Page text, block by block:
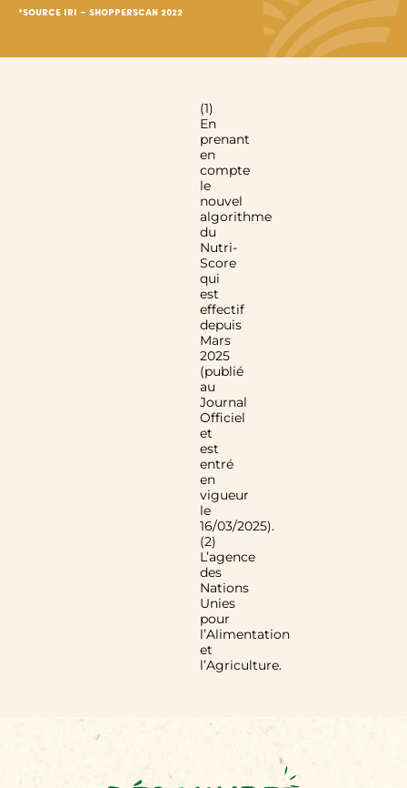
*Source Iri – Shopperscan 2022
(1)
En
prenant
en
compte
le
nouvel
algorithme
du
Nutri-
Score
qui
est
effectif
depuis
Mars
2025
(publié
au
Journal
Officiel
et
est
entré
en
vigueur
le
16/03/2025).
(2)
L’agence
des
Nations
Unies
pour
l’Alimentation
et
l’Agriculture.